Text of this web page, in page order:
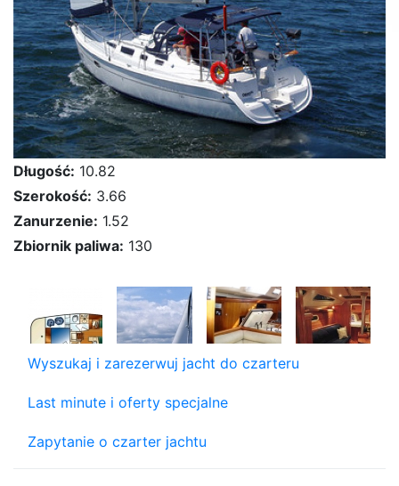
Długość: 10.82
Szerokość: 3.66
Zanurzenie: 1.52
Zbiornik paliwa: 130
Wyszukaj i zarezerwuj jacht do czarteru
Last minute i oferty specjalne
Zapytanie o czarter jachtu